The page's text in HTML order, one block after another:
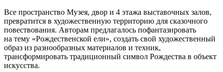
Все пространство Музея, двор и 4 этажа выставочных залов,
превратится в художественную территорию для сказочного
повествования. Авторам предлагалось пофантазировать
на тему «Рождественской ели», создать свой художественный
образ из разнообразных материалов и техник,
трансформировать традиционный символ Рождества в объект
искусства.